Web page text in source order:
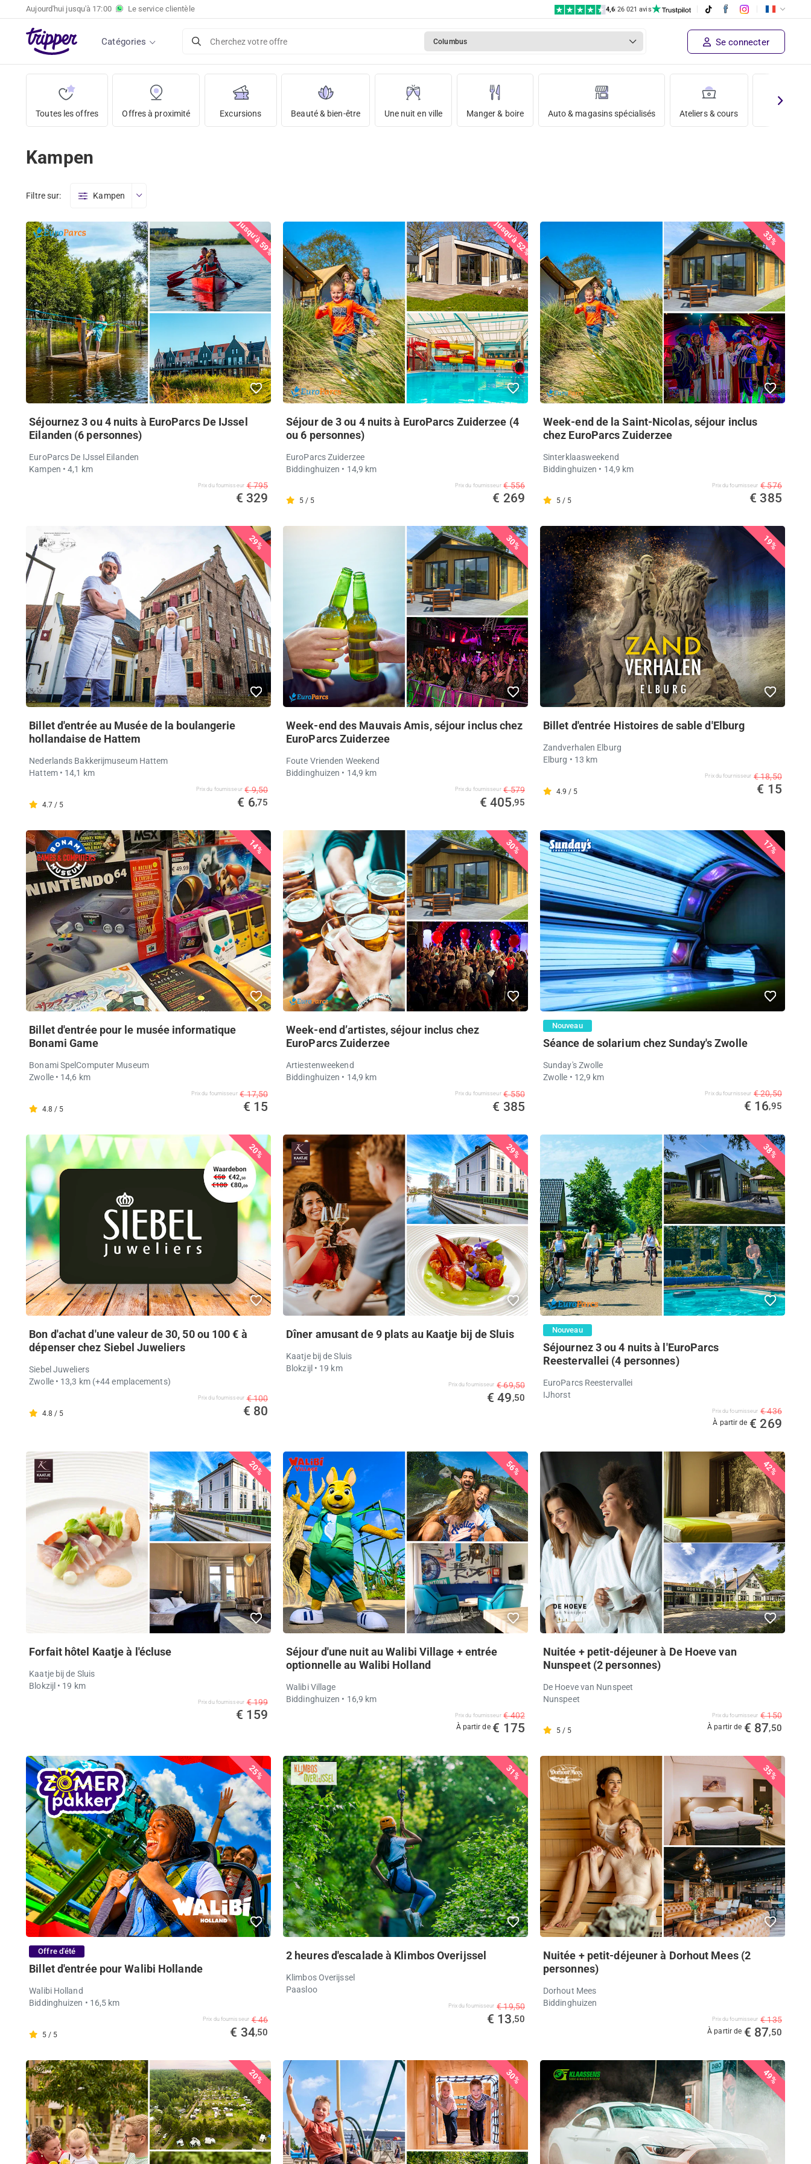
Aujourd'hui jusqu'à 17:00 Le service clientèle 4,6|26 021 avis
Catégories Cherchez votre offre Columbus Se connecter
Toutes les offres Offres à proximité Excursions Beauté & bien-être Une nuit en ville Manger & boire Auto & magasins spécialisés Ateliers & cours
Kampen
Filtre sur: Kampen
jusqu'à 59%
Séjournez 3 ou 4 nuits à EuroParcs De IJssel
Eilanden (6 personnes)
EuroParcs De IJssel Eilanden
Kampen • 4,1 km
Prix ​​du fournisseur € 795
€ 329
jusqu'à 52%
Séjour de 3 ou 4 nuits à EuroParcs Zuiderzee (4
ou 6 personnes)
EuroParcs Zuiderzee
Biddinghuizen • 14,9 km
5 / 5
Prix ​​du fournisseur € 556
€ 269
33%
Week-end de la Saint-Nicolas, séjour inclus
chez EuroParcs Zuiderzee
Sinterklaasweekend
Biddinghuizen • 14,9 km
5 / 5
Prix ​​du fournisseur € 576
€ 385
29%
Billet d'entrée au Musée de la boulangerie
hollandaise de Hattem
Nederlands Bakkerijmuseum Hattem
Hattem • 14,1 km
4.7 / 5
Prix ​​du fournisseur € 9,50
€ 6,75
30%
Week-end des Mauvais Amis, séjour inclus chez
EuroParcs Zuiderzee
Foute Vrienden Weekend
Biddinghuizen • 14,9 km
Prix ​​du fournisseur € 579
€ 405,95
19%
Billet d'entrée Histoires de sable d'Elburg
Zandverhalen Elburg
Elburg • 13 km
4.9 / 5
Prix ​​du fournisseur € 18,50
€ 15
14%
Billet d'entrée pour le musée informatique
Bonami Game
Bonami SpelComputer Museum
Zwolle • 14,6 km
4.8 / 5
Prix ​​du fournisseur € 17,50
€ 15
30%
Week-end d’artistes, séjour inclus chez
EuroParcs Zuiderzee
Artiestenweekend
Biddinghuizen • 14,9 km
Prix ​​du fournisseur € 550
€ 385
17%
Nouveau
Séance de solarium chez Sunday's Zwolle
Sunday's Zwolle
Zwolle • 12,9 km
Prix ​​du fournisseur € 20,50
€ 16,95
20%
Bon d'achat d'une valeur de 30, 50 ou 100 € à
dépenser chez Siebel Juweliers
Siebel Juweliers
Zwolle • 13,3 km(+44 emplacements)
4.8 / 5
Prix ​​du fournisseur € 100
€ 80
29%
Dîner amusant de 9 plats au Kaatje bij de Sluis
Kaatje bij de Sluis
Blokzijl • 19 km
Prix ​​du fournisseur € 69,50
€ 49,50
38%
Nouveau
Séjournez 3 ou 4 nuits à l'EuroParcs
Reestervallei (4 personnes)
EuroParcs Reestervallei
IJhorst
Prix ​​du fournisseur € 436
À partir de € 269
20%
Forfait hôtel Kaatje à l'écluse
Kaatje bij de Sluis
Blokzijl • 19 km
Prix ​​du fournisseur € 199
€ 159
56%
Séjour d'une nuit au Walibi Village + entrée
optionnelle au Walibi Holland
Walibi Village
Biddinghuizen • 16,9 km
Prix ​​du fournisseur € 402
À partir de € 175
42%
Nuitée + petit-déjeuner à De Hoeve van
Nunspeet (2 personnes)
De Hoeve van Nunspeet
Nunspeet
5 / 5
Prix ​​du fournisseur € 150
À partir de € 87,50
25%
Offre d'été
Billet d'entrée pour Walibi Hollande
Walibi Holland
Biddinghuizen • 16,5 km
5 / 5
Prix ​​du fournisseur € 46
€ 34,50
31%
2 heures d'escalade à Klimbos Overijssel
Klimbos Overijssel
Paasloo
Prix ​​du fournisseur € 19,50
€ 13,50
35%
Nuitée + petit-déjeuner à Dorhout Mees (2
personnes)
Dorhout Mees
Biddinghuizen
Prix ​​du fournisseur € 135
À partir de € 87,50
20% 30% 49%